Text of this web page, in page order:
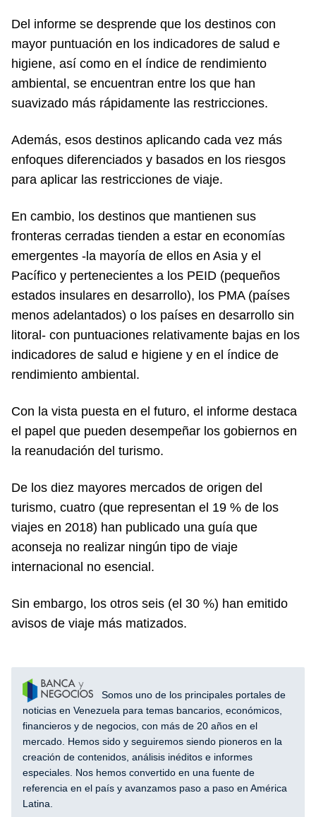
Del informe se desprende que los destinos con
mayor puntuación en los indicadores de salud e
higiene, así como en el índice de rendimiento
ambiental, se encuentran entre los que han
suavizado más rápidamente las restricciones.
Además, esos destinos aplicando cada vez más
enfoques diferenciados y basados en los riesgos
para aplicar las restricciones de viaje.
En cambio, los destinos que mantienen sus
fronteras cerradas tienden a estar en economías
emergentes -la mayoría de ellos en Asia y el
Pacífico y pertenecientes a los PEID (pequeños
estados insulares en desarrollo), los PMA (países
menos adelantados) o los países en desarrollo sin
litoral- con puntuaciones relativamente bajas en los
indicadores de salud e higiene y en el índice de
rendimiento ambiental.
Con la vista puesta en el futuro, el informe destaca
el papel que pueden desempeñar los gobiernos en
la reanudación del turismo.
De los diez mayores mercados de origen del
turismo, cuatro (que representan el 19 % de los
viajes en 2018) han publicado una guía que
aconseja no realizar ningún tipo de viaje
internacional no esencial.
Sin embargo, los otros seis (el 30 %) han emitido
avisos de viaje más matizados.
Somos uno de los principales portales de
noticias en Venezuela para temas bancarios, económicos,
financieros y de negocios, con más de 20 años en el
mercado. Hemos sido y seguiremos siendo pioneros en la
creación de contenidos, análisis inéditos e informes
especiales. Nos hemos convertido en una fuente de
referencia en el país y avanzamos paso a paso en América
Latina.